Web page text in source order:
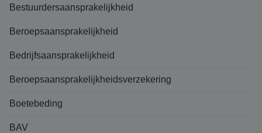
Bestuurdersaansprakelijkheid
Beroepsaansprakelijkheid
Bedrijfsaansprakelijkheid
Beroepsaansprakelijkheidsverzekering
Boetebeding
BAV